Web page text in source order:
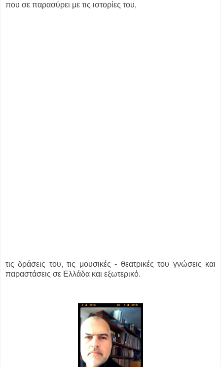
που σε παρασύρει με τις ιστορίες του,
τις δράσεις του, τις μουσικές - θεατρικές του γνώσεις και
παραστάσεις σε Ελλάδα και εξωτερικό.